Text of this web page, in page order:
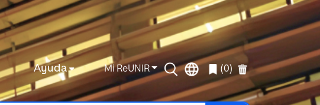
Ayuda Mi ReUNIR (0)